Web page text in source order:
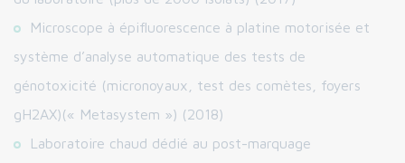
Microscope à épifluorescence à platine motorisée et
système d’analyse automatique des tests de
génotoxicité (micronoyaux, test des comètes, foyers
gH2AX)(« Metasystem ») (2018)
Laboratoire chaud dédié au post-marquage